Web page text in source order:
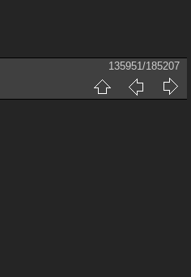
135951/185207